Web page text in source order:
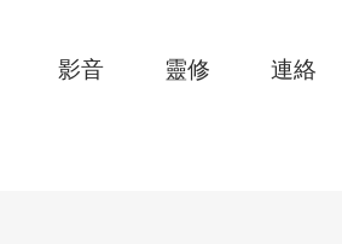
影音 靈修 連絡